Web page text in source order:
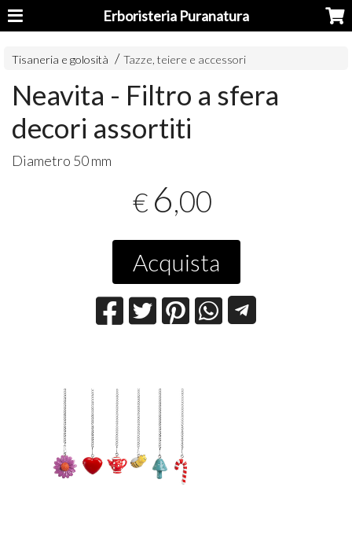
Erboristeria Puranatura
Tisaneria e golosità Tazze, teiere e accessori
Neavita - Filtro a sfera
decori assortiti
Diametro 50 mm
€ 6,00
Acquista